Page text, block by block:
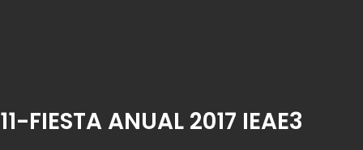
11-FIESTA ANUAL 2017 IEAE3